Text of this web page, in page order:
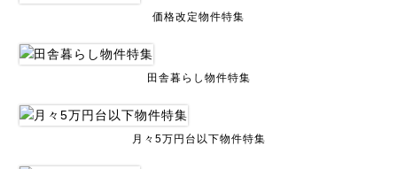
価格改定物件特集
田舎暮らし物件特集
月々5万円台以下物件特集